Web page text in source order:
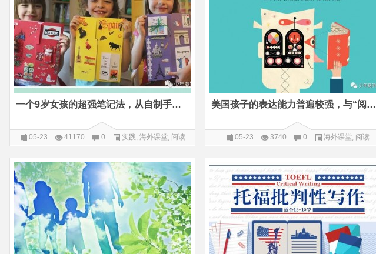
一个9岁女孩的超强笔记法，从自制手工折叠书开始
05-23 41170 0 实践 海外课堂, 阅读
美国孩子的表达能力普遍较强，与“阅读报告”贯穿整个学生生涯息息相关
05-23 3740 0 海外课堂 阅读